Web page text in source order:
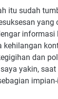
itu sudah
yang
informasi
kehilangan
dan
yakin,